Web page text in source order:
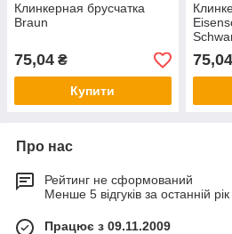
Клинкерная брусчатка
Braun
75,04 ₴
Купити
75,04
Про нас
Рейтинг не сформований
Менше 5 відгуків за останній рік
Працює з 09.11.2009